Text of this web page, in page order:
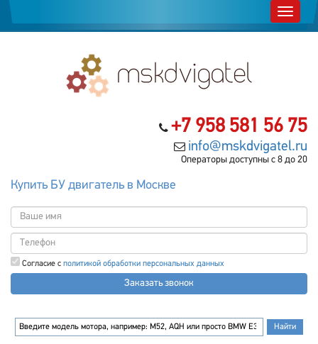
+7 958 581 56 75
info@mskdvigatel.ru
Операторы доступны с 8 до 20
Купить БУ двигатель в Москве
Согласие с политикой обработки персональных данных
Заказать звонок